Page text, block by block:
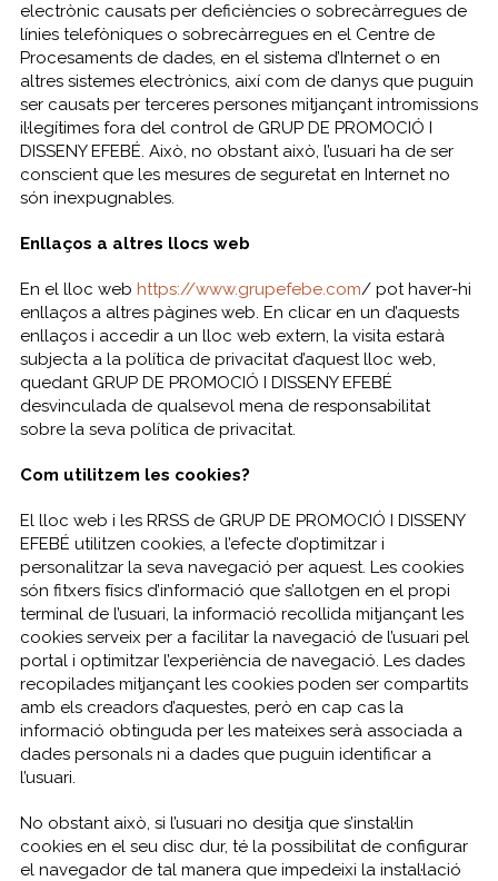
electrònic causats per deficiències o sobrecàrregues de
línies telefòniques o sobrecàrregues en el Centre de
Procesaments de dades, en el sistema d’Internet o en
altres sistemes electrònics, així com de danys que puguin
ser causats per terceres persones mitjançant intromissions
il·legítimes fora del control de GRUP DE PROMOCIÓ I
DISSENY EFEBÉ. Això, no obstant això, l’usuari ha de ser
conscient que les mesures de seguretat en Internet no
són inexpugnables.
Enllaços a altres llocs web
En el lloc web https://www.grupefebe.com/ pot haver-hi
enllaços a altres pàgines web. En clicar en un d’aquests
enllaços i accedir a un lloc web extern, la visita estarà
subjecta a la política de privacitat d’aquest lloc web,
quedant GRUP DE PROMOCIÓ I DISSENY EFEBÉ
desvinculada de qualsevol mena de responsabilitat
sobre la seva política de privacitat.
Com utilitzem les cookies?
El lloc web i les RRSS de GRUP DE PROMOCIÓ I DISSENY
EFEBÉ utilitzen cookies, a l’efecte d’optimitzar i
personalitzar la seva navegació per aquest. Les cookies
són fitxers físics d’informació que s’allotgen en el propi
terminal de l’usuari, la informació recollida mitjançant les
cookies serveix per a facilitar la navegació de l’usuari pel
portal i optimitzar l’experiència de navegació. Les dades
recopilades mitjançant les cookies poden ser compartits
amb els creadors d’aquestes, però en cap cas la
informació obtinguda per les mateixes serà associada a
dades personals ni a dades que puguin identificar a
l’usuari.
No obstant això, si l’usuari no desitja que s’instal·lin
cookies en el seu disc dur, té la possibilitat de configurar
el navegador de tal manera que impedeixi la instal·lació